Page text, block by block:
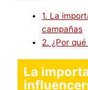
1. La
campañas
2. ¿Por
La